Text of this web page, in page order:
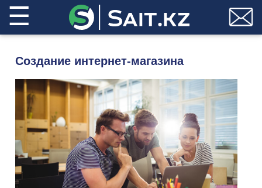
☰
Создание интернет-магазина